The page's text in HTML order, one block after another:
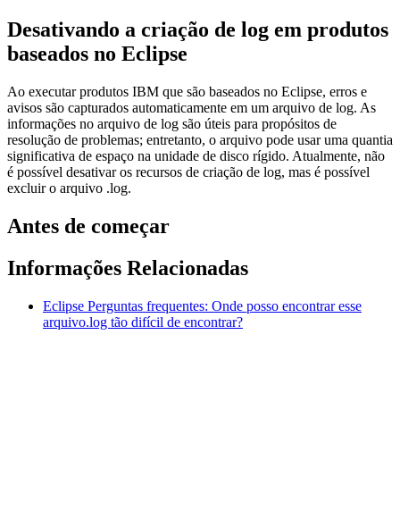
Desativando a criação de log em produtos
baseados no Eclipse
Ao executar produtos IBM que são baseados no Eclipse, erros e
avisos são capturados automaticamente em um arquivo de log. As
informações no arquivo de log são úteis para propósitos de
resolução de problemas; entretanto, o arquivo pode usar uma quantia
significativa de espaço na unidade de disco rígido. Atualmente, não
é possível desativar os recursos de criação de log, mas é possível
excluir o arquivo .log.
Antes de começar
Informações Relacionadas
Eclipse Perguntas frequentes: Onde posso encontrar esse
arquivo.log tão difícil de encontrar?